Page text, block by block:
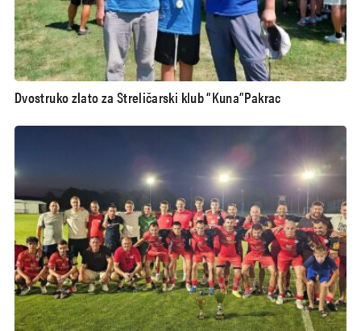
Dvostruko zlato za Streličarski klub “Kuna”Pakrac